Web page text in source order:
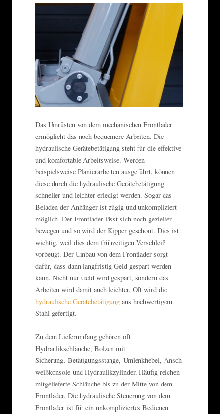
Das Umrüsten von dem mechanischen Frontlader
ermöglicht das noch bequemere Arbeiten. Die
hydraulische Gerätebetätigung steht für die effektive
und komfortable Arbeitsweise. Werden
beispielsweise Planierarbeiten ausgeführt, können
diese durch die hydraulische Gerätebetätigung
schneller und leichter erledigt werden. Sogar das
Beladen der Anhänger ist zügig und unkompliziert
möglich. Der Frontlader lässt sich noch gezielter
bewegen und so wird der Kipper geschont. Dies ist
wichtig, weil dies dem frühzeitigen Verschleiß
vorbeugt. Der Umbau von dem Frontlader sorgt
dafür, dass dann langfristig Geld gespart werden
kann. Nicht nur Geld wird gespart, sondern das
Arbeiten wird damit auch leichter. Oft wird die
hydraulische Gerätebetätigung aus hochwertigem
Stahl gefertigt.
Zu dem Lieferumfang gehören oft
Hydraulikschläuche, Bolzen mit
Sicherung, Betätigungsstange, Umlenkhebel, Ansch
weißkonsole und Hydraulikzylinder. Häufig reichen
mitgelieferte Schläuche bis zu der Mitte von dem
Frontlader. Die hydraulische Steuerung von dem
Frontlader ist für ein unkompliziertes Bedienen